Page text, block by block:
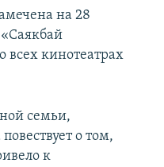
на 28
всех кинотеатрах
семьи,
о том,
к